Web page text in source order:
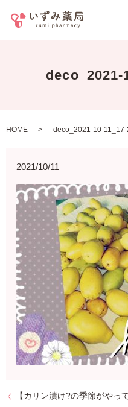
deco_2021-
HOME deco_2021-10-
2021/10/11
【カリン漬け?の季節がやっ